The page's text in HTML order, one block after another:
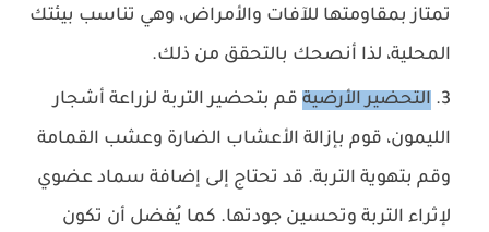
تمتاز بمقاومتها للآفات والأمراض، وهي تناسب بيئتك
المحلية، لذا أنصحك بالتحقق من ذلك.
التحضير الأرضية قم بتحضير التربة لزراعة أشجار
الليمون، قوم بإزالة الأعشاب الضارة وعشب القمامة
وقم بتهوية التربة. قد تحتاج إلى إضافة سماد عضوي
لإثراء التربة وتحسين جودتها. كما يُفضل أن تكون